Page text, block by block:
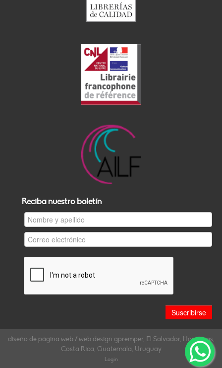
Reciba nuestro boletín
diseño de página web / web design gpremper, El Salvador, Honduras,
Costa Rica, Guatemala, Uruguay
Login